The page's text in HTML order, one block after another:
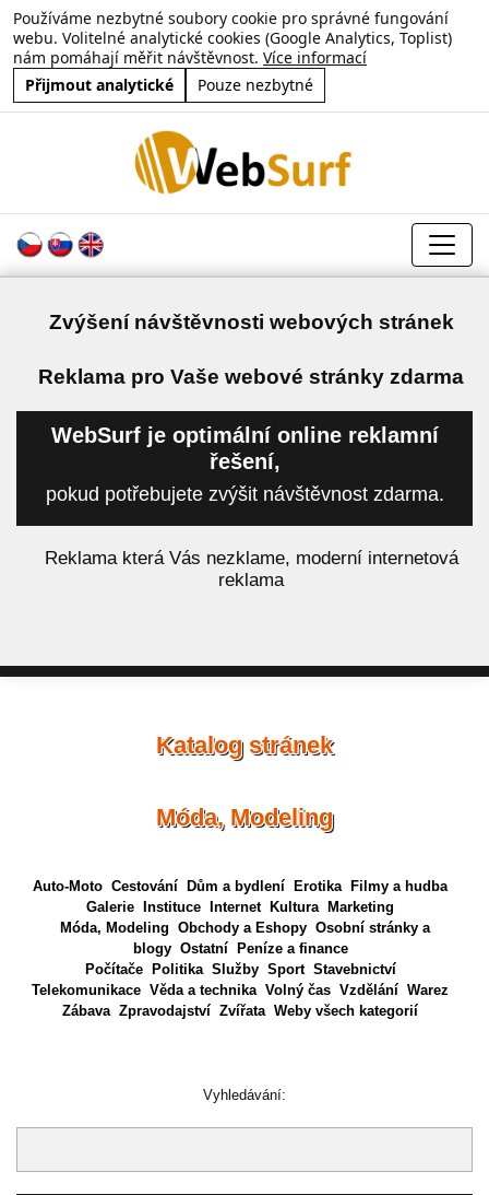
Používáme nezbytné soubory cookie pro správné fungování
webu. Volitelné analytické cookies (Google Analytics, Toplist)
nám pomáhají měřit návštěvnost. Více informací
Přijmout analytické
Pouze nezbytné
Zvýšení návštěvnosti webových stránek
Reklama pro Vaše webové stránky zdarma
WebSurf je optimální online reklamní
řešení,
pokud potřebujete zvýšit návštěvnost zdarma.
Reklama která Vás nezklame, moderní internetová
reklama
Katalog stránek
Móda, Modeling
Auto-Moto Cestování Dům a bydlení Erotika
Filmy a hudba
Galerie
Instituce Internet Kultura
Marketing
Móda, Modeling Obchody a Eshopy Osobní stránky a
blogy Ostatní
Peníze a finance
Počítače
Politika Služby Sport Stavebnictví
Telekomunikace Věda a technika Volný čas Vzdělání Warez
Zábava Zpravodajství Zvířata Weby všech kategorií
Vyhledávání: